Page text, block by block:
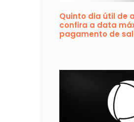
Quinto dia útil de
confira a data
pagamento de